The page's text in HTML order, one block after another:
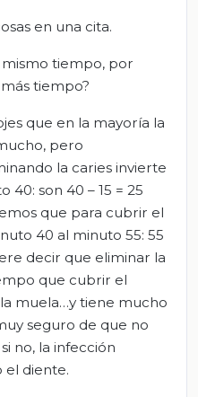
en una cita.
tiempo, por
tiempo?
que en la mayoría la
pero
la caries invierte
40: son 40 – 15 = 25
que para cubrir el
40 al minuto 55: 55
decir que eliminar la
que cubrir el
muela…y tiene mucho
seguro de que no
no, la infección
el diente.